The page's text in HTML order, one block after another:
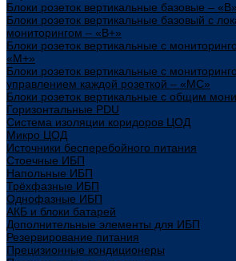
Блоки розеток вертикальные базовые – «В»
Блоки розеток вертикальные базовый с
мониторингом – «В+»
Блоки розеток вертикальные с
«М+»
Блоки розеток вертикальные с
управлением каждой розеткой – «МС»
Блоки розеток вертикальные с общим
Горизонтальные PDU
Система изоляции коридоров ЦОД
Микро ЦОД
Источники бесперебойного питания
Стоечные ИБП
Напольные ИБП
Трёхфазные ИБП
Однофазные ИБП
АКБ и блоки батарей
Дополнительные элементы для ИБП
Резервирование питания
Прецизионные кондиционеры